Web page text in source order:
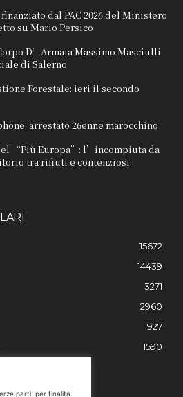
dal PAC 2026 del Ministero
su Mario Persico
D’Armata Massimo Masciulli
di Salerno
Forestale: ieri il secondo
arrestato 26enne marocchino
“Più Europa”: l’incompiuta da
tra rifiuti e contenziosi
15672
14439
3271
2960
1927
1590
parti, per finalità